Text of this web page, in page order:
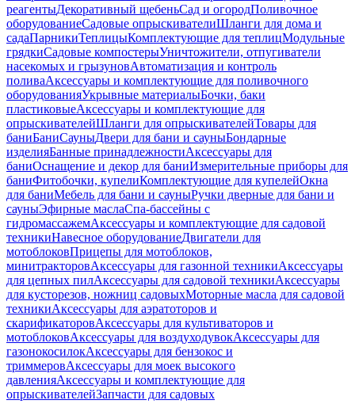
реагентыДекоративный щебеньСад и огородПоливочное
оборудованиеСадовые опрыскивателиШланги для дома и
садаПарникиТеплицыКомплектующие для теплицМодульные
грядкиСадовые компостерыУничтожители, отпугиватели
насекомых и грызуновАвтоматизация и контроль
поливаАксессуары и комплектующие для поливочного
оборудованияУкрывные материалыБочки, баки
пластиковыеАксессуары и комплектующие для
опрыскивателейШланги для опрыскивателейТовары для
баниБаниСауныДвери для бани и сауныБондарные
изделияБанные принадлежностиАксессуары для
баниОснащение и декор для баниИзмерительные приборы для
баниФитобочки, купелиКомплектующие для купелейОкна
для баниМебель для бани и сауныРучки дверные для бани и
сауныЭфирные маслаСпа-бассейны с
гидромассажемАксессуары и комплектующие для садовой
техникиНавесное оборудованиеДвигатели для
мотоблоковПрицепы для мотоблоков,
минитракторовАксессуары для газонной техникиАксессуары
для цепных пилАксессуары для садовой техникиАксессуары
для кусторезов, ножниц садовыхМоторные масла для садовой
техникиАксессуары для аэратоторов и
скарификаторовАксессуары для культиваторов и
мотоблоковАксессуары для воздуходувокАксессуары для
газонокосилокАксессуары для бензокос и
триммеровАксессуары для моек высокого
давленияАксессуары и комплектующие для
опрыскивателейЗапчасти для садовых